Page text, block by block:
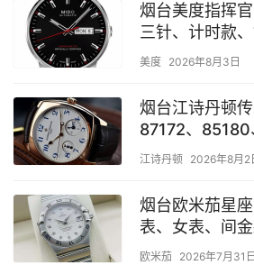
烟台美度指挥
三针、计时款
美度 2026年8月3日
烟台江诗丹顿
87172、85180
少钱？
江诗丹顿 2026年8月2
烟台欧米茄星
表、女表、间
欧米茄 2026年7月31日